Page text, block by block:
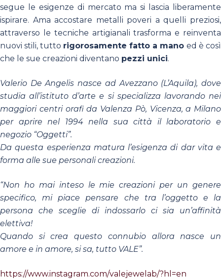
segue le esigenze di mercato ma si lascia liberamente
ispirare. Ama accostare metalli poveri a quelli preziosi,
attraverso le tecniche artigianali trasforma e reinventa
nuovi stili, tutto rigorosamente fatto a mano ed è così
che le sue creazioni diventano pezzi unici.
Valerio De Angelis nasce ad Avezzano (L’Aquila), dove
studia all’istituto d’arte e si specializza lavorando nei
maggiori centri orafi da Valenza Pò, Vicenza, a Milano
per aprire nel 1994 nella sua città il laboratorio e
negozio “Oggetti”.
Da questa esperienza matura l’esigenza di dar vita e
forma alle sue personali creazioni.
“Non ho mai inteso le mie creazioni per un genere
specifico, mi piace pensare che tra l’oggetto e la
persona che sceglie di indossarlo ci sia un’affinità
elettiva!
Quando si crea questo connubio allora nasce un
amore e in amore, si sa, tutto VALE”.
https://www.instagram.com/valejewelab/?hl=en